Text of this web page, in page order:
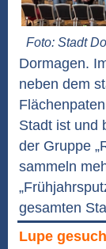
Foto: Stadt
Dormagen.
neben dem
Stadt ist und
der Gruppe
sammeln
gesamten
Lupe